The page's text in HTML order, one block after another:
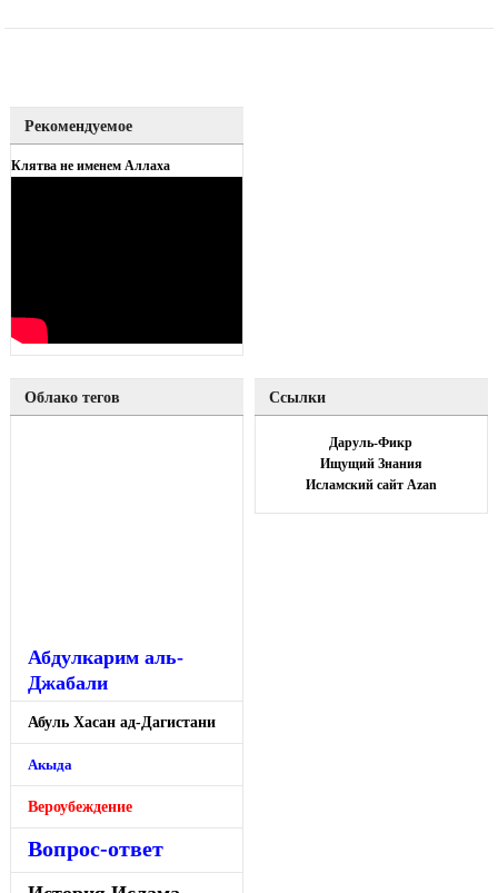
Рекомендуемое
Клятва не именем Аллаха
Облако тегов
Абдулкарим аль-
Джабали
Абуль Хасан ад-Дагистани
Акыда
Вероубеждение
Вопрос-ответ
Ссылки
Даруль-Фикр
Ищущий Знания
Исламский сайт Azan